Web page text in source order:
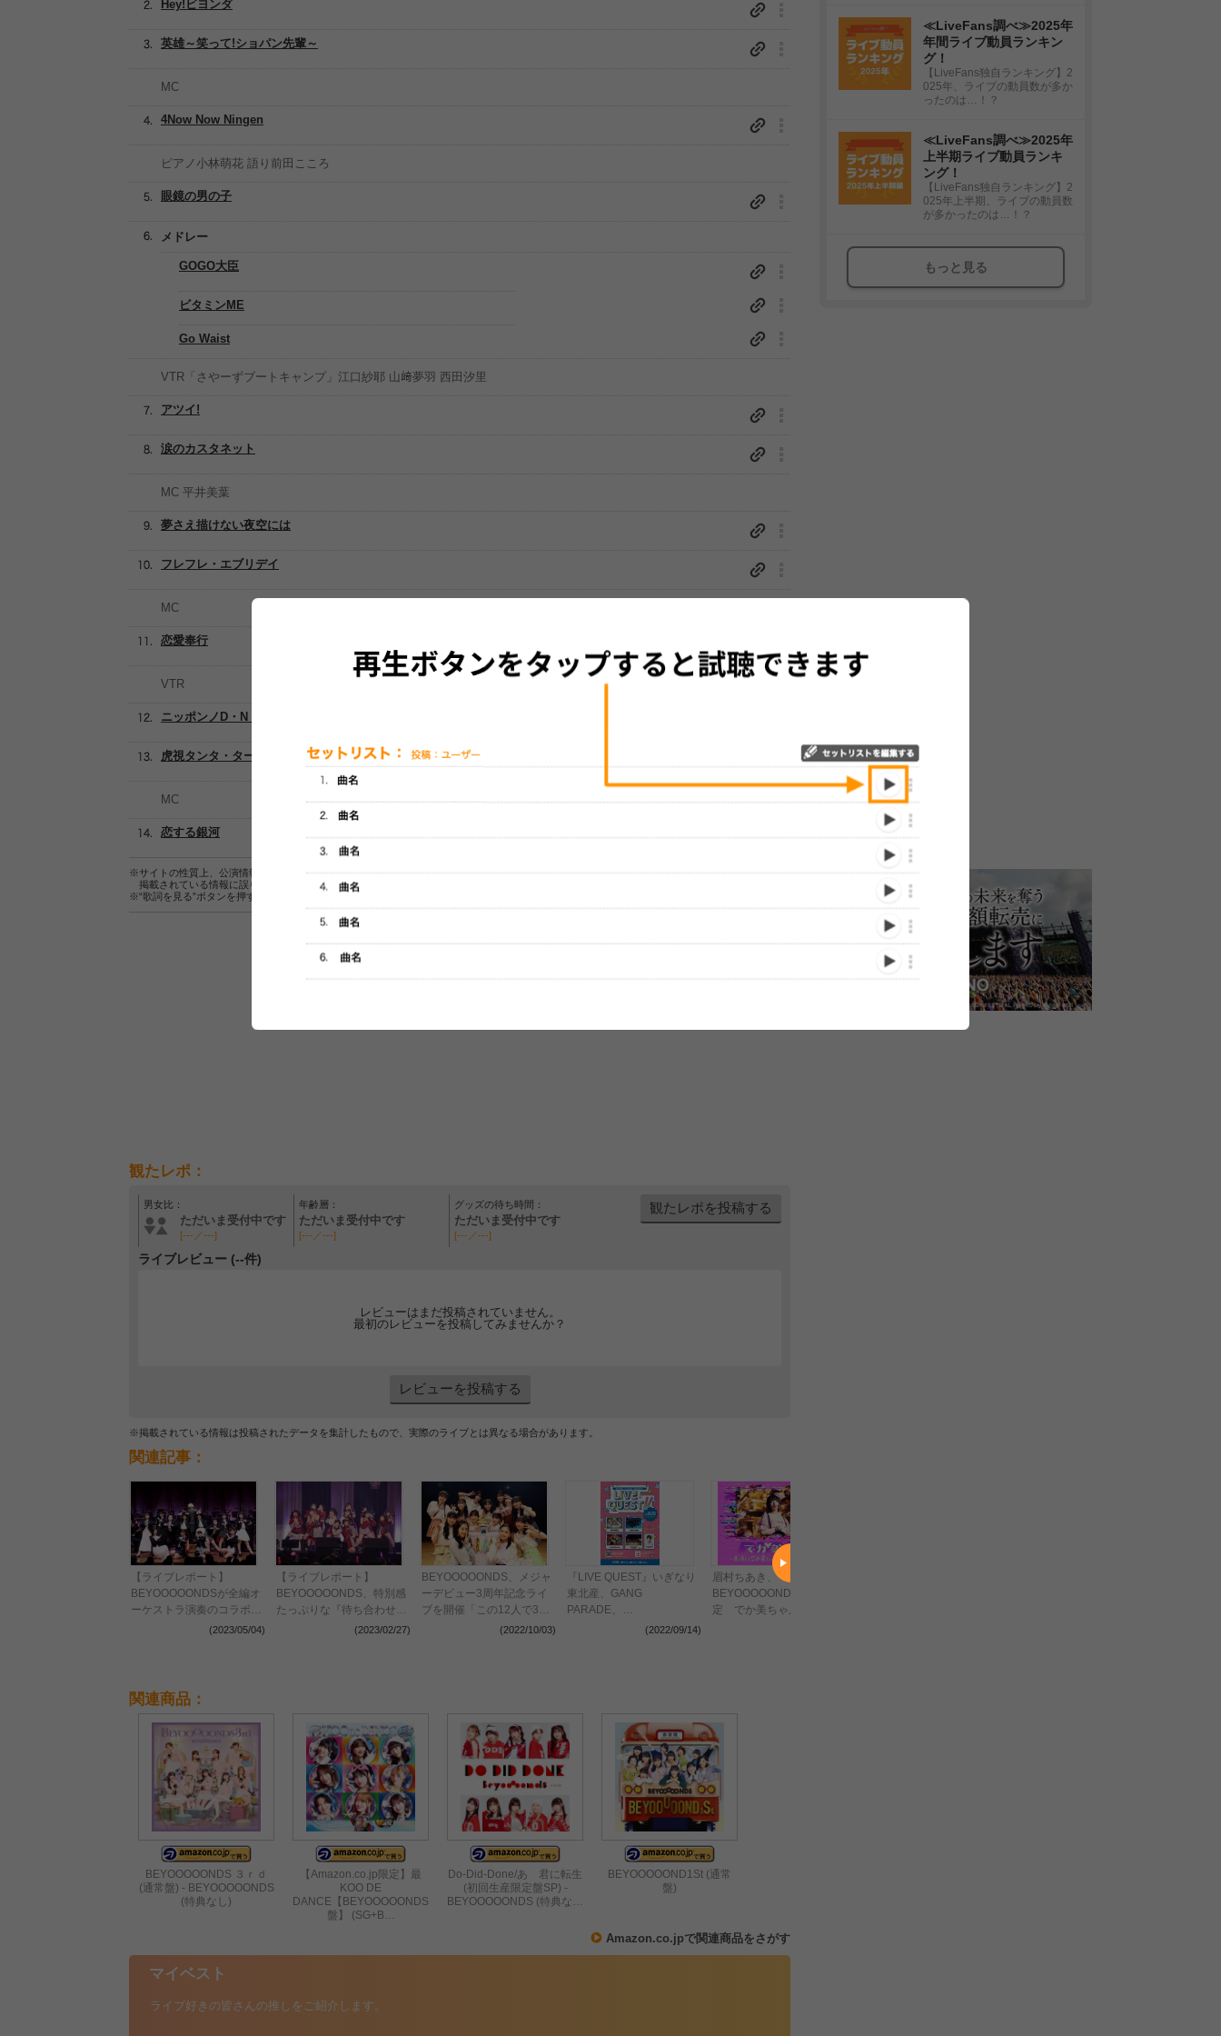
Hey!ビヨンダ
英雄～笑って!ショパン先輩～
MC
4Now Now Ningen
ピアノ小林萌花 語り前田こころ
眼鏡の男の子
メドレー
GOGO大臣
ビタミンME
Go Waist
VTR「さやーずブートキャンプ」江口紗耶 山﨑夢羽 西田汐里
アツイ!
涙のカスタネット
MC 平井美葉
夢さえ描けない夜空には
フレフレ・エブリデイ
MC
恋愛奉行
VTR
ニッポンノD・N・A!
虎視タンタ・ターン
MC
恋する銀河
※サイトの性質上、公演情報およびセットリスト情報の正確性は保証されませんので、あらかじめご了承ください。
掲載されている情報に誤りがある場合は、
こちら
※“歌詞を見る”ボタンを押すと、株式会社ページワンが運営する歌詞サイト「
観たレポ：
男女比：
ただいま受付中です
[---／---]
年齢層：
ただいま受付中です
[---／---]
グッズの待ち時間：
ただいま受付中です
[---／---]
観たレポを投稿する
ライブレビュー (--件)
レビューはまだ投稿されていません。
最初のレビューを投稿してみませんか？
レビューを投稿する
※掲載されている情報は投稿されたデータを集計したもので、実際のライブとは異なる場合があります。
関連記事：
【ライブレポート】
BEYOOOOONDSが全編オ
ーケストラ演奏のコラボコ
(2023/05/04)
【ライブレポート】
BEYOOOOONDS、特別感
たっぷりな『待ち合わせは
JR梅田駅で』を熱唱！＜
(2023/02/27)
BEYOOOOONDS、メジャ
ーデビュー3周年記念ライ
ブを開催「この12人で3周
年を迎えられたのが嬉し
(2022/10/03)
『LIVE QUEST』いぎなり
東北産、GANG
PARADE、
BEYOOOOONDS、豆柴の
(2022/09/14)
眉村ちあき、
BEYOOOOONDSが出演決
定 でか美ちゃん主催フェ
関連商品：
BEYOOOOONDS ３ｒｄ
(通常盤) - BEYOOOOONDS
(特典なし)
【Amazon.co.jp限定】最
KOO DE
DANCE【BEYOOOOONDS
盤】 (SG+B…
Do-Did-Done/あゝ君に転生
(初回生産限定盤SP) -
BEYOOOOONDS (特典な…
BEYOOOOOND1St (通常
盤)
Amazon.co.jpで関連商品をさがす
マイベスト
ライブ好きの皆さんの推しをご紹介します。
≪LiveFans調べ≫2025年
年間ライブ動員ランキン
グ！
【LiveFans独自ランキング】2
025年、ライブの動員数が多か
ったのは…！？
≪LiveFans調べ≫2025年
上半期ライブ動員ランキ
ング！
【LiveFans独自ランキング】2
025年上半期、ライブの動員数
が多かったのは…！？
もっと見る